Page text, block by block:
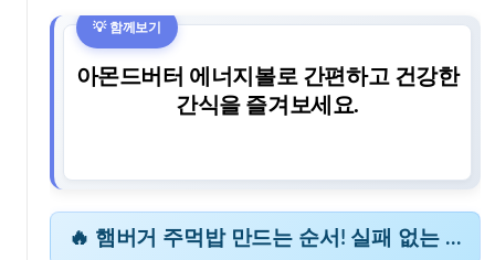
아몬드버터 에너지볼로 간편하고 건강한
간식을 즐겨보세요.
🔥 햄버거 주먹밥 만드는 순서! 실패 없는 핵심 포인트